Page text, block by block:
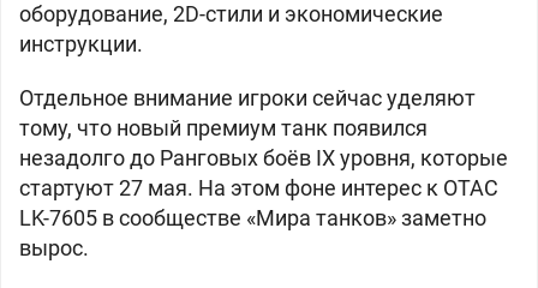
оборудование, 2D-стили и экономические
инструкции.
Отдельное внимание игроки сейчас уделяют
тому, что новый премиум танк появился
незадолго до Ранговых боёв IX уровня, которые
стартуют 27 мая. На этом фоне интерес к OTAC
LK-7605 в сообществе «Мира танков» заметно
вырос.